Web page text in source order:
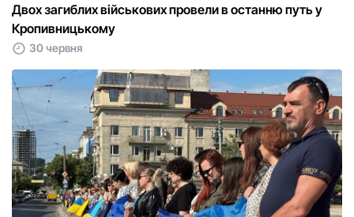
Двох загиблих військових провели в останню путь у
Кропивницькому
30 червня